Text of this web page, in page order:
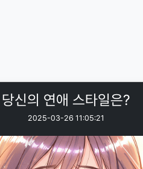
당신의 연애 스타일은?
2025-03-26 11:05:21